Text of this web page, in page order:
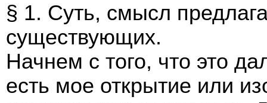
§ 1. Суть, смысл
существующих.
Начнем с того, что это
есть мое открытие или